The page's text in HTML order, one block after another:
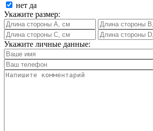
нет да
Укажите размер:
Укажите личные данные: